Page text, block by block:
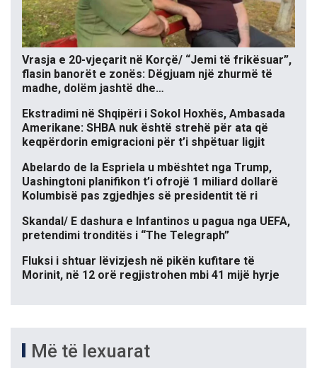
Vrasja e 20-vjeçarit në Korçë/ “Jemi të frikësuar”,
flasin banorët e zonës: Dëgjuam një zhurmë të
madhe, dolëm jashtë dhe…
Ekstradimi në Shqipëri i Sokol Hoxhës, Ambasada
Amerikane: SHBA nuk është strehë për ata që
keqpërdorin emigracioni për t’i shpëtuar ligjit
Abelardo de la Espriela u mbështet nga Trump,
Uashingtoni planifikon t’i ofrojë 1 miliard dollarë
Kolumbisë pas zgjedhjes së presidentit të ri
Skandal/ E dashura e Infantinos u pagua nga UEFA,
pretendimi tronditës i “The Telegraph”
Fluksi i shtuar lëvizjesh në pikën kufitare të
Morinit, në 12 orë regjistrohen mbi 41 mijë hyrje
Më të lexuarat